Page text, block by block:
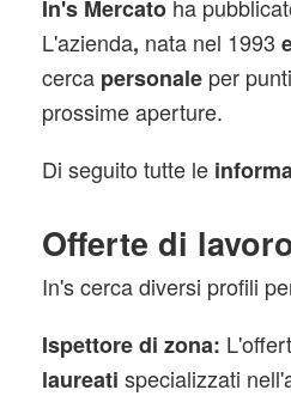
In's Mercato ha
L'azienda, nata nel 1993
cercapersonale per
prossime aperture.
Di seguito tutte le
Offerte di
In's cerca diversi profili
Ispettore di zona:
laureati specializzati